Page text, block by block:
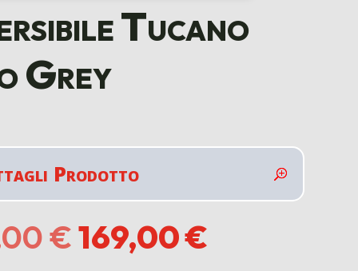
Tucano
Grey
Prodotto
€Il
prezzo
169,00€